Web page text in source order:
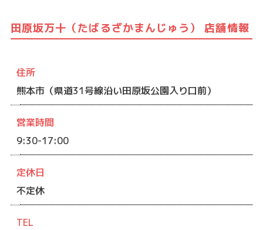
田原坂万十（たばるざかまんじゅう） 店舗情報
住所
熊本市（県道31号線沿い田原坂公園入り口前）
営業時間
9:30-17:00
定休日
不定休
TEL